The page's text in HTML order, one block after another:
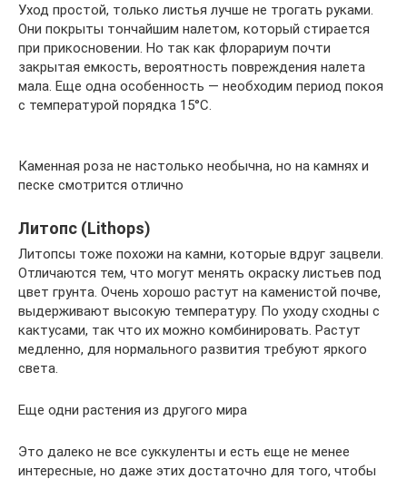
Уход простой, только листья лучше не трогать руками.
Они покрыты тончайшим налетом, который стирается
при прикосновении. Но так как флорариум почти
закрытая емкость, вероятность повреждения налета
мала. Еще одна особенность — необходим период покоя
с температурой порядка 15°C.
Каменная роза не настолько необычна, но на камнях и
песке смотрится отлично
Литопс (Lithops)
Литопсы тоже похожи на камни, которые вдруг зацвели.
Отличаются тем, что могут менять окраску листьев под
цвет грунта. Очень хорошо растут на каменистой почве,
выдерживают высокую температуру. По уходу сходны с
кактусами, так что их можно комбинировать. Растут
медленно, для нормального развития требуют яркого
света.
Еще одни растения из другого мира
Это далеко не все суккуленты и есть еще не менее
интересные, но даже этих достаточно для того, чтобы